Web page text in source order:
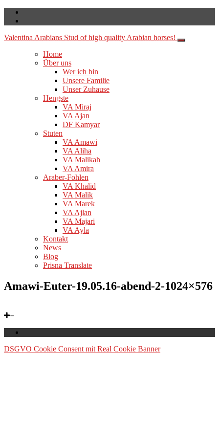
Valentina Arabians Stud of high quality Arabian horses!
Home
Über uns
Wer ich bin
Unsere Familie
Unser Zuhause
Hengste
VA Miraj
VA Ajan
DF Kamyar
Stuten
VA Amawi
VA Aliha
VA Malikah
VA Amira
Araber-Fohlen
VA Khalid
VA Malik
VA Marek
VA Ajlan
VA Majari
VA Ayla
Kontakt
News
Blog
Prisna Translate
Amawi-Euter-19.05.16-abend-2-1024×576
DSGVO Cookie Consent mit Real Cookie Banner